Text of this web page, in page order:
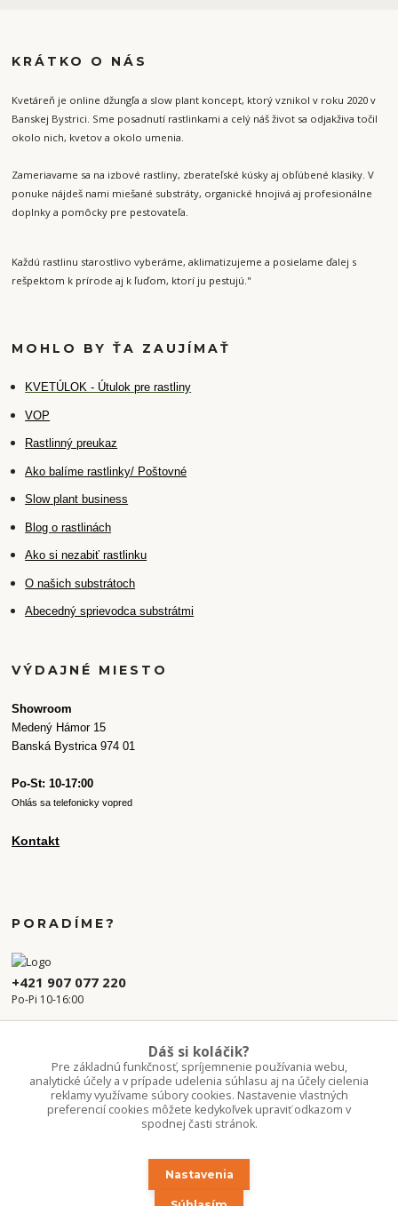
KRÁTKO O NÁS
Kvetáreň je online džungľa a slow plant koncept, ktorý vznikol v roku 2020 v
Banskej Bystrici. Sme posadnutí rastlinkami a celý náš život sa odjakživa točil
okolo nich, kvetov a okolo umenia.
Zameriavame sa na izbové rastliny, zberateľské kúsky aj obľúbené klasiky. V
ponuke nájdeš nami miešané substráty, organické hnojivá aj profesionálne
doplnky a pomôcky pre pestovateľa.
Každú rastlinu starostlivo vyberáme, aklimatizujeme a posielame ďalej s
rešpektom k prírode aj k ľuďom, ktorí ju pestujú."
MOHLO BY ŤA ZAUJÍMAŤ
KVETÚLOK - Útulok pre rastliny
VOP
Rastlinný preukaz
Ako balíme rastlinky/ Poštovné
Slow plant business
Blog o rastlinách
Ako si nezabiť rastlinku
O našich substrátoch
Abecedný sprievodca substrátmi
VÝDAJNÉ MIESTO
Showroom
Medený Hámor 15
Banská Bystrica 974 01
Po-St: 10-17:00
Ohlás sa telefonicky vopred
Kontakt
PORADÍME?
+421 907 077 220
Po-Pi 10-16:00
Upravit sběr cookies.
Dáš si koláčik?
Pre základnú funkčnosť, spríjemnenie používania webu,
analytické účely a v prípade udelenia súhlasu aj na účely cielenia
reklamy využívame súbory cookies. Nastavenie vlastných
preferencií cookies môžete kedykoľvek upraviť odkazom v
spodnej časti stránok.
Nastavenia